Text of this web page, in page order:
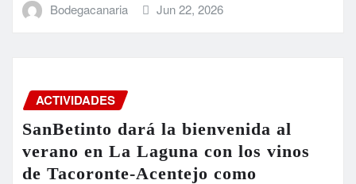
Bodegacanaria Jun 22, 2026
ACTIVIDADES
SanBetinto dará la bienvenida al
verano en La Laguna con los vinos
de Tacoronte-Acentejo como